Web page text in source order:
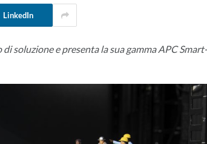
LinkedIn
soluzione e presenta la sua gamma APC Smart-